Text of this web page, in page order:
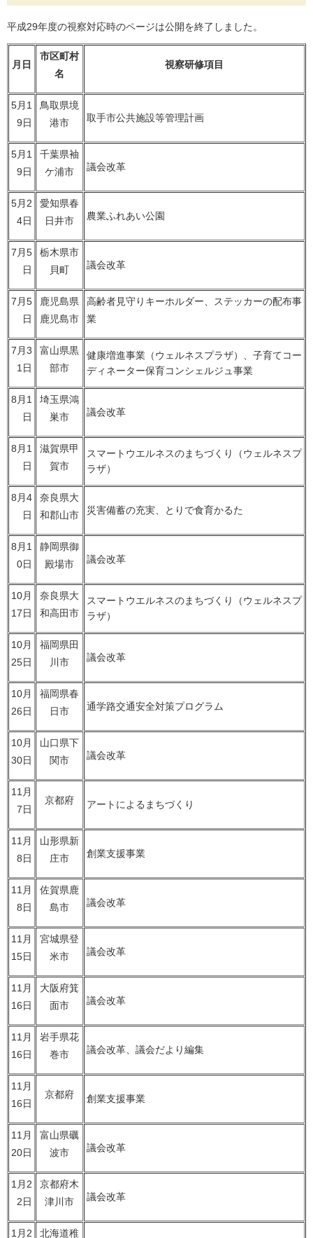
平成29年度の視察対応時のページは公開を終了しました。
月日
市区町村
名
視察研修項目
5月1
9日
鳥取県境
港市
取手市公共施設等管理計画
5月1
9日
千葉県袖
ケ浦市
議会改革
5月2
4日
愛知県春
日井市
農業ふれあい公園
7月5
日
栃木県市
貝町
議会改革
7月5
日
鹿児島県
鹿児島市
高齢者見守りキーホルダー、ステッカーの配布事
業
7月3
1日
富山県黒
部市
健康増進事業（ウェルネスプラザ）、子育てコー
ディネーター保育コンシェルジュ事業
8月1
日
埼玉県鴻
巣市
議会改革
8月1
日
滋賀県甲
賀市
スマートウエルネスのまちづくり（ウェルネスプ
ラザ）
8月4
日
奈良県大
和郡山市
災害備蓄の充実、とりで食育かるた
8月1
0日
静岡県御
殿場市
議会改革
10月
17日
奈良県大
和高田市
スマートウエルネスのまちづくり（ウェルネスプ
ラザ）
10月
25日
福岡県田
川市
議会改革
10月
26日
福岡県春
日市
通学路交通安全対策プログラム
10月
30日
山口県下
関市
議会改革
11月
7日
京都府 アートによるまちづくり
11月
8日
山形県新
庄市
創業支援事業
11月
8日
佐賀県鹿
島市
議会改革
11月
15日
宮城県登
米市
議会改革
11月
16日
大阪府箕
面市
議会改革
11月
16日
岩手県花
巻市
議会改革、議会だより編集
11月
16日
京都府 創業支援事業
11月
20日
富山県礪
波市
議会改革
1月2
2日
京都府木
津川市
議会改革
1月2 北海道稚